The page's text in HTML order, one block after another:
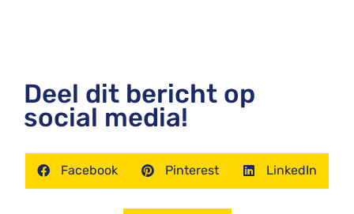
Deel dit bericht op
social media!
Facebook Pinterest LinkedIn